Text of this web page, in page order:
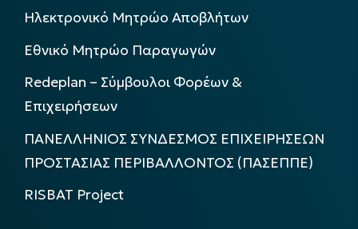
Ηλεκτρονικό Μητρώο Αποβλήτων
Εθνικό Μητρώο Παραγωγών
Redeplan – Σύμβουλοι Φορέων &
Επιχειρήσεων
ΠΑΝΕΛΛΗΝΙΟΣ ΣΥΝΔΕΣΜΟΣ ΕΠΙΧΕΙΡΗΣΕΩΝ
ΠΡΟΣΤΑΣΙΑΣ ΠΕΡΙΒΑΛΛΟΝΤΟΣ (ΠΑΣΕΠΠΕ)
RISBAT Project